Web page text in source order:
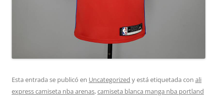
Esta entrada se publicó en Uncategorized y está etiquetada con ali
express camiseta nba arenas,camiseta blanca manga nba portland